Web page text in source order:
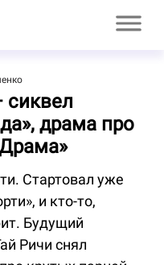
драма про
Стартовал уже
и кто-то,
Будущий
Ричи снял